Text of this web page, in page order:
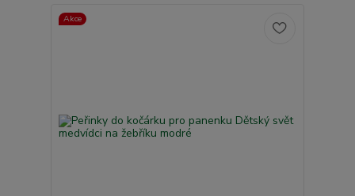
Akce